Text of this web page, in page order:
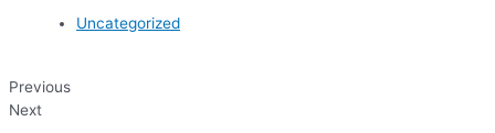
Uncategorized
Previous
Next